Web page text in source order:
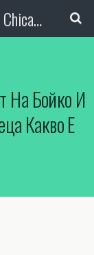
The Bulgarian Media Portal in Chicago
На Бойко И
Какво Е